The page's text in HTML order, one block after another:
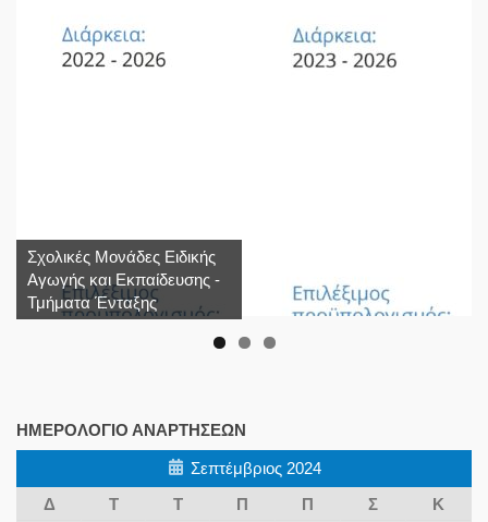
Σχολικές Μονάδες Ειδικής
Αγωγής και Εκπαίδευσης -
Τμήματα Ένταξης
ΗΜΕΡΟΛΌΓΙΟ ΑΝΑΡΤΉΣΕΩΝ
Σεπτέμβριος 2024
Δ
Τ Τ Π Π Σ
Κ